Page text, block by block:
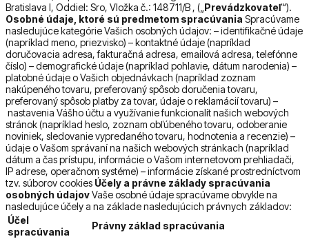
Bratislava I, Oddiel: Sro, Vložka č.: 148711/B , („ Prevádzkovateľ“).
Osobné údaje, ktoré sú predmetom spracúvania Spracúvame
nasledujúce kategórie Vašich osobných údajov: – identifikačné údaje
(napríklad meno, priezvisko) – kontaktné údaje (napríklad
doručovacia adresa, fakturačná adresa, emailová adresa, telefónne
číslo) – demografické údaje (napríklad pohlavie, dátum narodenia) –
platobné údaje o Vašich objednávkach (napríklad zoznam
nakúpeného tovaru, preferovaný spôsob doručenia tovaru,
preferovaný spôsob platby za tovar, údaje o reklamácií tovaru) –
nastavenia Vášho účtu a využívanie funkcionalít našich webových
stránok (napríklad heslo, zoznam obľúbeného tovaru, odoberanie
noviniek, sledovanie vypredaného tovaru, hodnotenia a recenzie) –
údaje o Vašom správaní na našich webových stránkach (napríklad
dátum a čas prístupu, informácie o Vašom internetovom prehliadači,
IP adrese, operačnom systéme) – informácie získané prostredníctvom
tzv. súborov cookies Účely a právne základy spracúvania
osobných údajovVaše osobné údaje spracúvame obvykle na
nasledujúce účely a na základe nasledujúcich právnych základov:
Účel
spracúvania
Právny základ spracúvania